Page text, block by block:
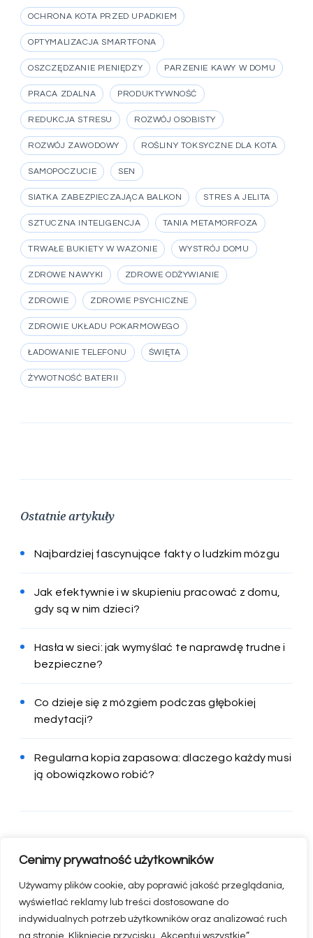
Cenimy prywatność użytkowników
Używamy plików cookie, aby poprawić jakość przeglądania,
wyświetlać reklamy lub treści dostosowane do
indywidualnych potrzeb użytkowników oraz analizować ruch
na stronie. Kliknięcie przycisku „Akceptuj wszystkie”
OCHRONA KOTA PRZED UPADKIEM
OPTYMALIZACJA SMARTFONA
OSZCZĘDZANIE PIENIĘDZY PARZENIE KAWY W DOMU
PRACA ZDALNA PRODUKTYWNOŚĆ
REDUKCJA STRESU ROZWÓJ OSOBISTY
ROZWÓJ ZAWODOWY ROŚLINY TOKSYCZNE DLA KOTA
SAMOPOCZUCIE SEN
SIATKA ZABEZPIECZAJĄCA BALKON STRES A JELITA
SZTUCZNA INTELIGENCJA TANIA METAMORFOZA
TRWAŁE BUKIETY W WAZONIE WYSTRÓJ DOMU
ZDROWE NAWYKI ZDROWE ODŻYWIANIE
ZDROWIE ZDROWIE PSYCHICZNE
ZDROWIE UKŁADU POKARMOWEGO
ŁADOWANIE TELEFONU ŚWIĘTA
ŻYWOTNOŚĆ BATERII
Ostatnie artykuły
Najbardziej fascynujące fakty o ludzkim mózgu
Jak efektywnie i w skupieniu pracować z domu,
gdy są w nim dzieci?
Hasła w sieci: jak wymyślać te naprawdę trudne i
bezpieczne?
Co dzieje się z mózgiem podczas głębokiej
medytacji?
Regularna kopia zapasowa: dlaczego każdy musi
ją obowiązkowo robić?